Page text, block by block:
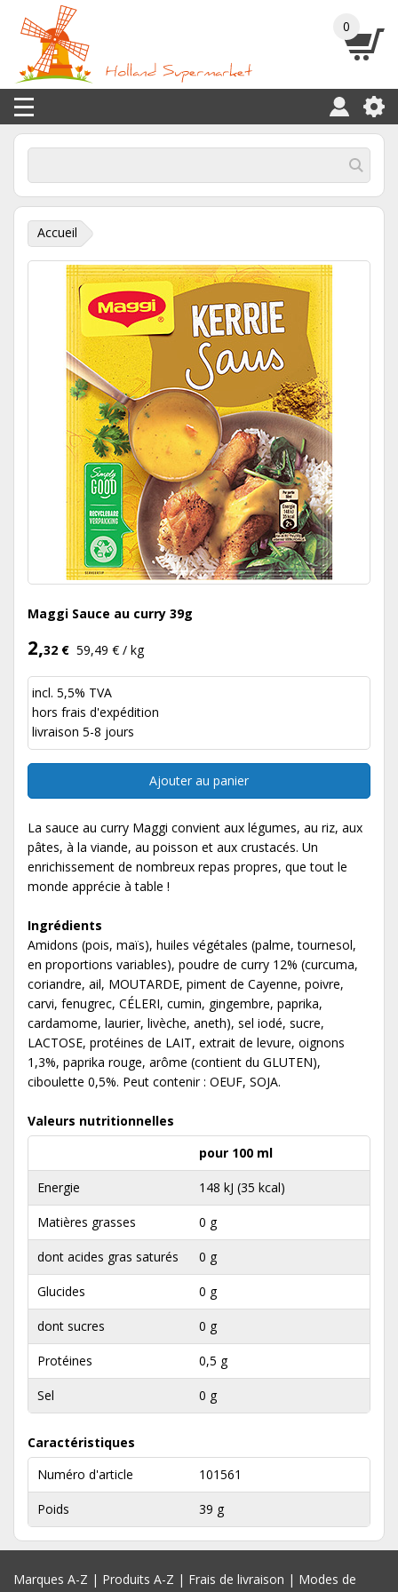
0
Accueil
Maggi Sauce au curry 39g
2,32 € 59,49 € / kg
incl. 5,5% TVA
hors frais d'expédition
livraison 5-8 jours
Ajouter au panier
La sauce au curry Maggi convient aux légumes, au riz, aux
pâtes, à la viande, au poisson et aux crustacés. Un
enrichissement de nombreux repas propres, que tout le
monde apprécie à table !
Ingrédients
Amidons (pois, maïs), huiles végétales (palme, tournesol,
en proportions variables), poudre de curry 12% (curcuma,
coriandre, ail, MOUTARDE, piment de Cayenne, poivre,
carvi, fenugrec, CÉLERI, cumin, gingembre, paprika,
cardamome, laurier, livèche, aneth), sel iodé, sucre,
LACTOSE, protéines de LAIT, extrait de levure, oignons
1,3%, paprika rouge, arôme (contient du GLUTEN),
ciboulette 0,5%. Peut contenir : OEUF, SOJA.
Valeurs nutritionnelles
pour 100 ml
Energie 148 kJ (35 kcal)
Matières grasses 0 g
dont acides gras saturés 0 g
Glucides 0 g
dont sucres 0 g
Protéines 0,5 g
Sel 0 g
Caractéristiques
Numéro d'article
101561
Poids 39 g
Marques A-Z | Produits A-Z | Frais de livraison | Modes de